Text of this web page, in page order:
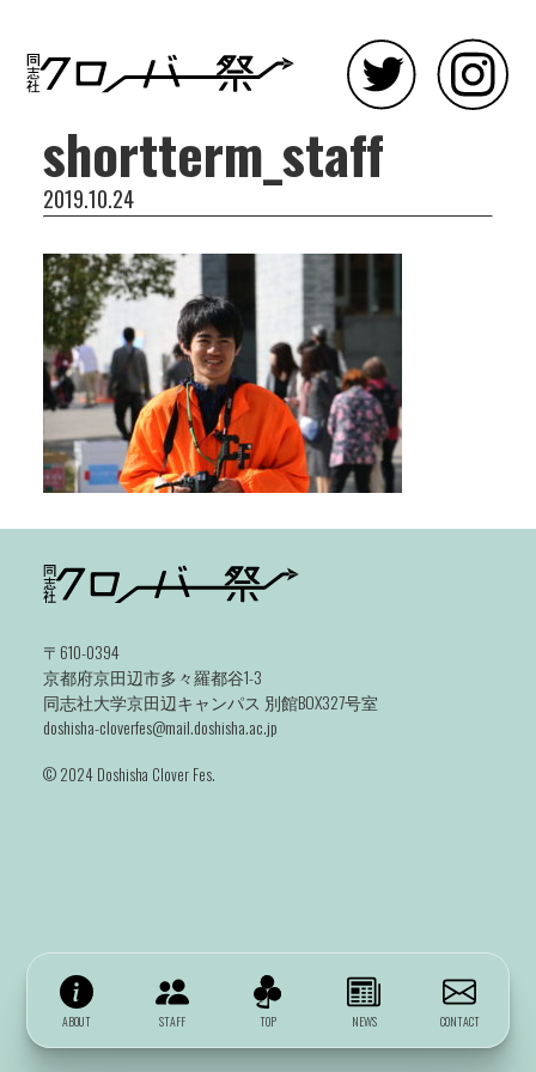
shortterm_staff
2019.10.24
ABOUT STAFF TOP NEWS CONTACT
〒610-0394
京都府京田辺市多々羅都谷1-3
同志社大学京田辺キャンパス 別館BOX327号室
doshisha-cloverfes@mail.doshisha.ac.jp
©️ 2024 Doshisha Clover Fes.